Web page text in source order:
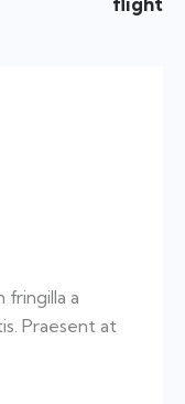
fringilla a
Praesent at